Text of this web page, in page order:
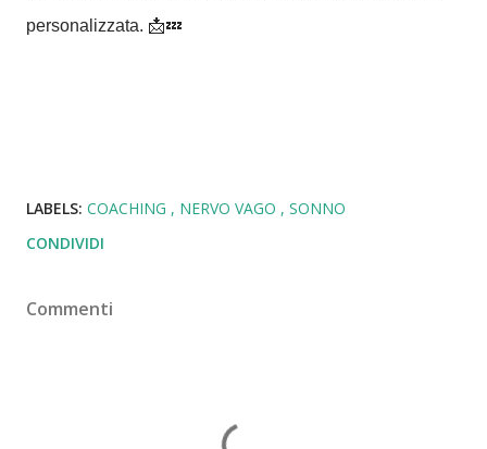
personalizzata. 📩💤
LABELS: COACHING NERVO VAGO
SONNO
CONDIVIDI
Commenti